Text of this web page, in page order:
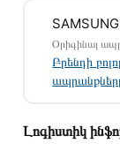
կկապվեն ձեզ
պայմանները։
խորհուրդ ենք
բնութագրերը և
բոլոր
SAMSUNG
Օրիգինալ
Բրենդի
Լոգիստիկ